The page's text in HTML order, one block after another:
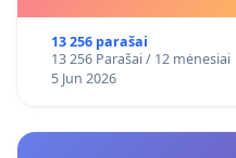
13 256 parašai
13 256 Parašai / 12 mėnesiai
5 Jun 2026